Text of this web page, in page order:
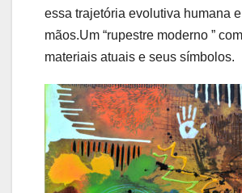
essa trajetória evolutiva humana
mãos.Um “rupestre moderno ”
materiais atuais e seus símbolos.